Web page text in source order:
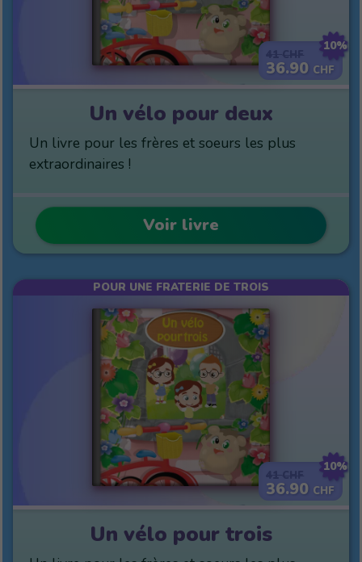
10%
36.90 CHF
Un vélo pour deux
Un livre pour les frères et soeurs les plus
extraordinaires !
Voir livre
10%
36.90 CHF
POUR UNE FRATERIE DE TROIS
Un vélo pour trois